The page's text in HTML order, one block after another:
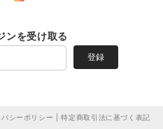
ンを受け取る
登録
バシーポリシー |特定商取引法に基づく表記